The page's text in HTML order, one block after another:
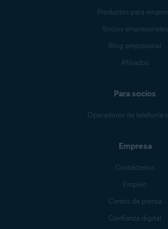
Productos para
Socios empresariales
Blog empresarial
Afiliados
Para socios
Operadores de telefonía
Empresa
Contáctenos
Empleo
Centro de prensa
Confianza digital